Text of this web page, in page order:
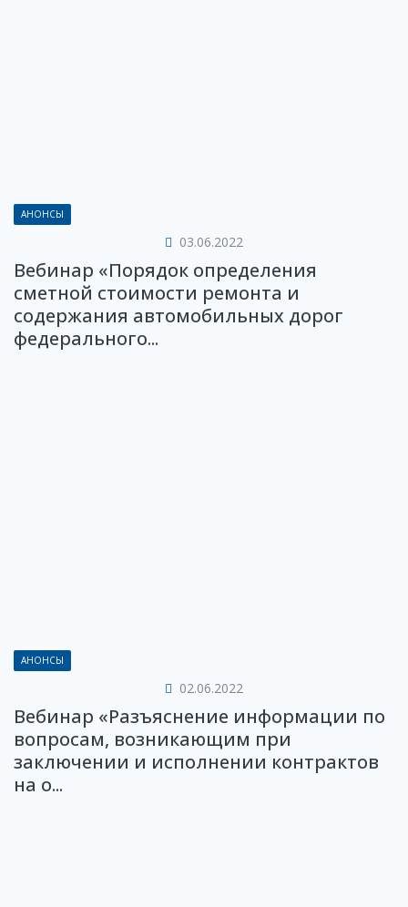
АНОНСЫ
03.06.2022
Вебинар «Порядок определения
сметной стоимости ремонта и
содержания автомобильных дорог
федерального...
АНОНСЫ
02.06.2022
Вебинар «Разъяснение информации по
вопросам, возникающим при
заключении и исполнении контрактов
на о...